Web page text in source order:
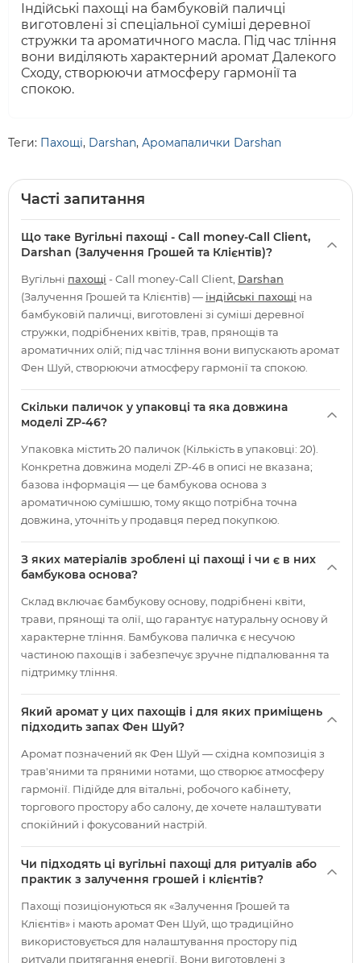
Індійські пахощі на бамбуковій паличці
виготовлені зі спеціальної суміші деревної
стружки та ароматичного масла. Під час тління
вони виділяють характерний аромат Далекого
Сходу, створюючи атмосферу гармонії та
спокою.
Теги: Пахощі, Darshan, Аромапалички Darshan
Часті запитання
Що таке Вугільні пахощі - Call money-Call Client,
Darshan (Залучення Грошей та Клієнтів)?
Вугільні пахощі - Call money-Call Client, Darshan
(Залучення Грошей та Клієнтів) — індійські пахощі на
бамбуковій паличці, виготовлені зі суміші деревної
стружки, подрібнених квітів, трав, прянощів та
ароматичних олій; під час тління вони випускають аромат
Фен Шуй, створюючи атмосферу гармонії та спокою.
Скільки паличок у упаковці та яка довжина
моделі ZP-46?
Упаковка містить 20 паличок (Кількість в упаковці: 20).
Конкретна довжина моделі ZP-46 в описі не вказана;
базова інформація — це бамбукова основа з
ароматичною сумішшю, тому якщо потрібна точна
довжина, уточніть у продавця перед покупкою.
З яких матеріалів зроблені ці пахощі і чи є в них
бамбукова основа?
Склад включає бамбукову основу, подрібнені квіти,
трави, прянощі та олії, що гарантує натуральну основу й
характерне тління. Бамбукова паличка є несучою
частиною пахощів і забезпечує зручне підпалювання та
підтримку тління.
Який аромат у цих пахощів і для яких приміщень
підходить запах Фен Шуй?
Аромат позначений як Фен Шуй — східна композиція з
трав'яними та пряними нотами, що створює атмосферу
гармонії. Підійде для вітальні, робочого кабінету,
торгового простору або салону, де хочете налаштувати
спокійний і фокусований настрій.
Чи підходять ці вугільні пахощі для ритуалів або
практик з залучення грошей і клієнтів?
Пахощі позиціонуються як «Залучення Грошей та
Клієнтів» і мають аромат Фен Шуй, що традиційно
використовується для налаштування простору під
ритуали притягання енергії. Вони виготовлені з